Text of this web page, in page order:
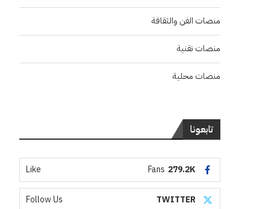
منصات الفن والثقافة
منصات تقنية
منصات محلية
تابعونا
279.2K
Fans
Like
TWITTER
Follow Us